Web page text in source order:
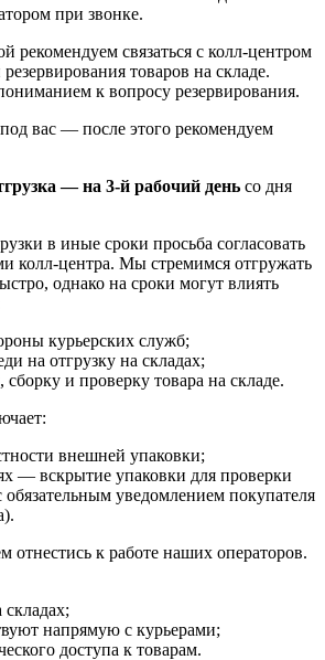
при звонке.
рекомендуем связаться с колл‑центром
товаров на складе.
к вопросу резервирования.
вас — после этого рекомендуем
— на 3‑й рабочий день со дня
в иные сроки просьба согласовать
колл‑центра. Мы стремимся отгружать
однако на сроки могут влиять
курьерских служб;
на отгрузку на складах;
сборку и проверку товара на складе.
внешней упаковки;
— вскрытие упаковки для проверки
уведомлением покупателя
к работе наших операторов.
складах;
напрямую с курьерами;
доступа к товарам.